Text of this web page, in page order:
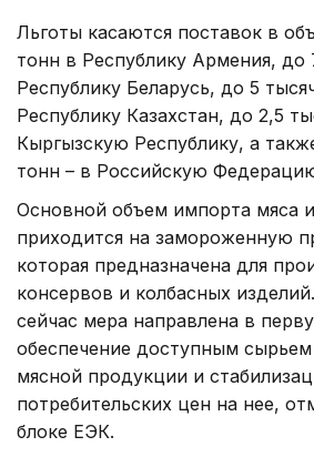
Льготы касаются поставок в
тонн в Республику Армения, до
Республику Беларусь, до 5
Республику Казахстан, до 2,5
Кыргызскую Республику, а
тонн – в Российскую
Основной объем импорта мяса
приходится на замороженную
которая предназначена для
консервов и колбасных
сейчас мера направлена в
обеспечение доступным
мясной продукции и
потребительских цен на нее,
блоке ЕЭК.